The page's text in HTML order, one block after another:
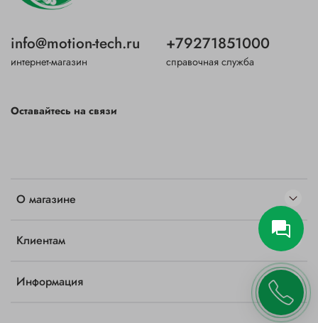
О магазине
Клиентам
Информация
info@motion-tech.ru
интернет-магазин
+79271851000
справочная служба
Оставайтесь на связи